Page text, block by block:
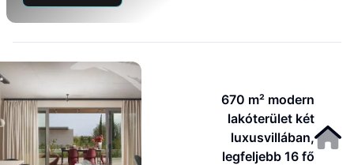
670 m² modern
lakóterület két
luxusvillában,
legfeljebb 16 fő